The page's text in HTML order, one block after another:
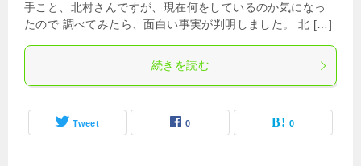
手こと、北村さんですが、現在何をしているのか気になっ
たので 調べてみたら、面白い事実が判明しました。 北 […]
続きを読む
Tweet 0 0